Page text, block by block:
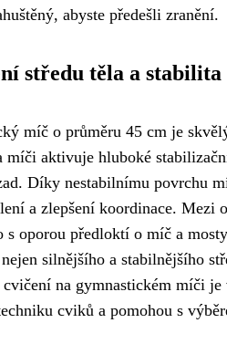
abyste předešli zranění.
středu těla a stabilita
míč o průměru 45 cm je
míči aktivuje hluboké
Díky nestabilnímu povrchu
a zlepšení koordinace. Mezi
s oporou předloktí o míč a
nejen silnějšího a stabilnějšího
na gymnastickém míči
cviků a pomohou s